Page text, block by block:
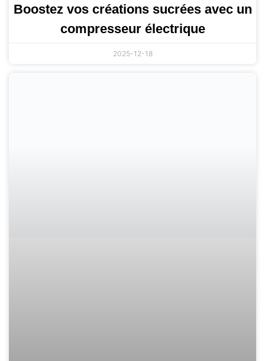
Boostez vos créations sucrées avec un
compresseur électrique
2025-12-18